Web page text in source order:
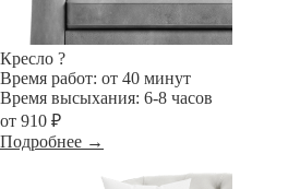
Кресло ?
Время работ: от 40 минут
Время высыхания: 6-8 часов
от 910 ₽
Подробнее →